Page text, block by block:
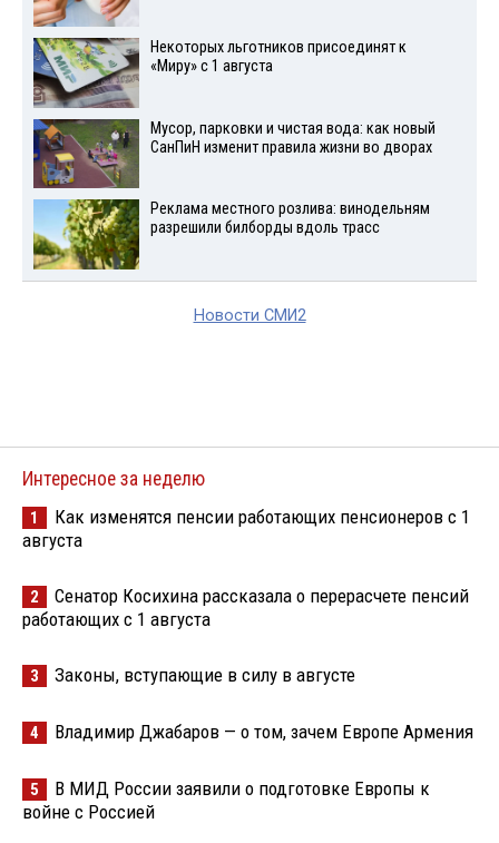
Некоторых льготников присоединят к
«Миру» с 1 августа
Мусор, парковки и чистая вода: как новый
СанПиН изменит правила жизни во дворах
Реклама местного розлива: винодельням
разрешили билборды вдоль трасс
Новости СМИ2
Интересное за неделю
1
Как изменятся пенсии работающих пенсионеров с 1
августа
2
Сенатор Косихина рассказала о перерасчете пенсий
работающих с 1 августа
3 Законы, вступающие в силу в августе
4 Владимир Джабаров — о том, зачем Европе Армения
5
В МИД России заявили о подготовке Европы к
войне с Россией